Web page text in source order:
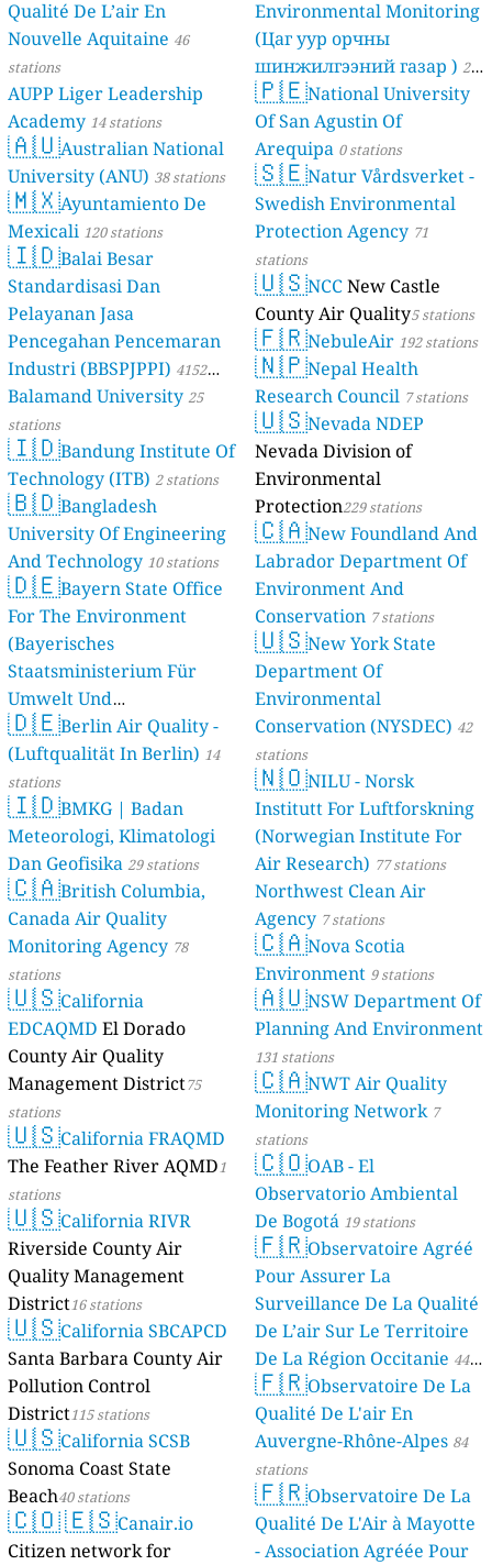
Qualité De L’air En
Nouvelle Aquitaine 46
stations
AUPP Liger Leadership
Academy 14 stations
🇦🇺Australian National
University (ANU) 38 stations
🇲🇽Ayuntamiento De
Mexicali 120 stations
🇮🇩Balai Besar
Standardisasi Dan
Pelayanan Jasa
Pencegahan Pencemaran
Industri (BBSPJPPI) 4152
stations
Balamand University25
stations
🇮🇩Bandung Institute Of
Technology (ITB) 2 stations
🇧🇩Bangladesh
University Of Engineering
And Technology 10 stations
🇩🇪Bayern State Office
For The Environment
(Bayerisches
Staatsministerium Für
Umwelt Und
Verbraucherschutz) - LfU
46 stations
🇩🇪Berlin Air Quality -
(Luftqualität In Berlin) 14
stations
🇮🇩BMKG | Badan
Meteorologi, Klimatologi
Dan Geofisika 29 stations
🇨🇦British Columbia,
Canada Air Quality
Monitoring Agency 78
stations
🇺🇸California
EDCAQMD El Dorado
County Air Quality
Management District75
stations
🇺🇸California FRAQMD
The Feather River AQMD1
stations
🇺🇸California RIVR
Riverside County Air
Quality Management
District16 stations
🇺🇸California SBCAPCD
Santa Barbara County Air
Pollution Control
District115 stations
🇺🇸California SCSB
Sonoma Coast State
Beach40 stations
🇨🇴🇪🇸Canair.io
Citizen network for
Environmental Monitoring
(Цаг уур орчны
шинжилгээний газар ) 21
stations
🇵🇪National University
Of San Agustin Of
Arequipa 0 stations
🇸🇪Natur Vårdsverket -
Swedish Environmental
Protection Agency 71
stations
🇺🇸NCCNew Castle
County Air Quality5 stations
🇫🇷NebuleAir 192 stations
🇳🇵Nepal Health
Research Council 7 stations
🇺🇸Nevada NDEP
Nevada Division of
Environmental
Protection229 stations
🇨🇦New Foundland And
Labrador Department Of
Environment And
Conservation 7 stations
🇺🇸New York State
Department Of
Environmental
Conservation (NYSDEC) 42
stations
🇳🇴NILU - Norsk
Institutt For Luftforskning
(Norwegian Institute For
Air Research) 77 stations
Northwest Clean Air
Agency 7 stations
🇨🇦Nova Scotia
Environment 9 stations
🇦🇺NSW Department Of
Planning And Environment
131 stations
🇨🇦NWT Air Quality
Monitoring Network 7
stations
🇨🇴OAB - El
Observatorio Ambiental
De Bogotá 19 stations
🇫🇷Observatoire Agréé
Pour Assurer La
Surveillance De La Qualité
De L’air Sur Le Territoire
De La Région Occitanie 44
stations
🇫🇷Observatoire De La
Qualité De L'air En
Auvergne-Rhône-Alpes 84
stations
🇫🇷Observatoire De La
Qualité De L'Air à Mayotte
- Association Agréée Pour